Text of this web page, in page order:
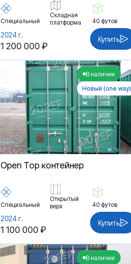
Специальный
Складная
платформа
40 футов
2024 г.
1 200 000 ₽
Купить
В наличии
Новый (one way)
Open Top контейнер
Специальный
Открытый
верх
40 футов
2024 г.
1 100 000 ₽
Купить
В наличии